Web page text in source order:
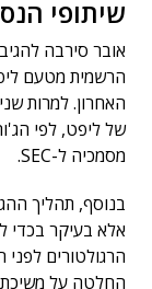
שיתופי
אובר סירבה
הרשמית מטעם
האחרון. למרות
של ליפט, לפי
מסמכיה ל-SEC.
בנוסף, תהליך
אלא בעיקר בכדי
הרגולטורים
החלטה על